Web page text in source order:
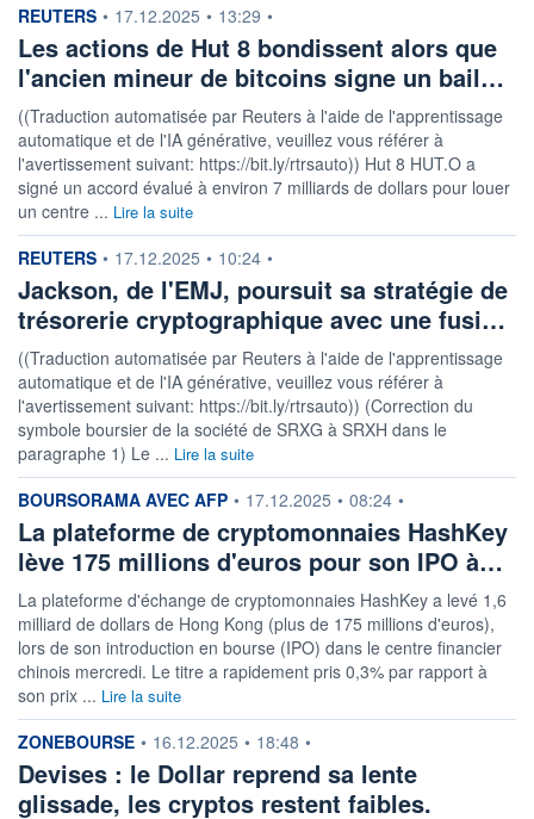
information fournie par
REUTERS • 17.12.2025 • 13:29 •
Les actions de Hut 8 bondissent alors que
l'ancien mineur de bitcoins signe un bail…
((Traduction automatisée par Reuters à l'aide de l'apprentissage
automatique et de l'IA générative, veuillez vous référer à
l'avertissement suivant: https://bit.ly/rtrsauto)) Hut 8 HUT.O a
signé un accord évalué à environ 7 milliards de dollars pour louer
un centre ... Lire la suite
information fournie par
REUTERS • 17.12.2025 • 10:24 •
Jackson, de l'EMJ, poursuit sa stratégie de
trésorerie cryptographique avec une fusi…
((Traduction automatisée par Reuters à l'aide de l'apprentissage
automatique et de l'IA générative, veuillez vous référer à
l'avertissement suivant: https://bit.ly/rtrsauto)) (Correction du
symbole boursier de la société de SRXG à SRXH dans le
paragraphe 1) Le ... Lire la suite
information fournie par
BOURSORAMA AVEC AFP • 17.12.2025 • 08:24 •
La plateforme de cryptomonnaies HashKey
lève 175 millions d'euros pour son IPO à…
La plateforme d'échange de cryptomonnaies HashKey a levé 1,6
milliard de dollars de Hong Kong (plus de 175 millions d'euros),
lors de son introduction en bourse (IPO) dans le centre financier
chinois mercredi. Le titre a rapidement pris 0,3% par rapport à
son prix ... Lire la suite
information fournie par
ZONEBOURSE • 16.12.2025 • 18:48 •
Devises : le Dollar reprend sa lente
glissade, les cryptos restent faibles.